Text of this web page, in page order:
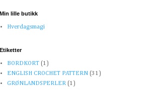
Min lille butikk
Hverdagsmagi
Etiketter
BORDKORT (1)
ENGLISH CROCHET PATTERN (31)
GRØNLANDSPERLER (1)